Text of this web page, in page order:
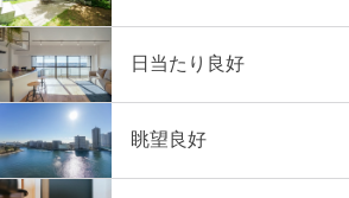
日当たり良好
眺望良好